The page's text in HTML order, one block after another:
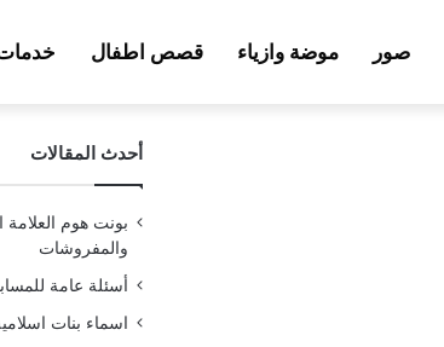
صور موضة وازياء قصص اطفال
أحدث المقالات
بونت هوم العلامة
والمفروشات
أسئلة عامة
اسماء بنات